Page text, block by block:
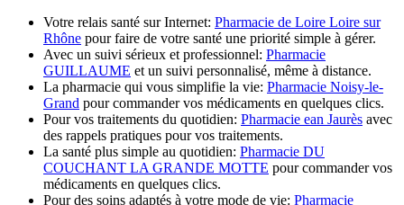
Votre relais santé sur Internet: Pharmacie de Loire Loire sur
Rhône pour faire de votre santé une priorité simple à gérer.
Avec un suivi sérieux et professionnel: Pharmacie
GUILLAUME et un suivi personnalisé, même à distance.
La pharmacie qui vous simplifie la vie: Pharmacie Noisy-le-
Grand pour commander vos médicaments en quelques clics.
Pour vos traitements du quotidien: Pharmacie ean Jaurès avec
des rappels pratiques pour vos traitements.
La santé plus simple au quotidien: Pharmacie DU
COUCHANT LA GRANDE MOTTE pour commander vos
médicaments en quelques clics.
Pour des soins adaptés à votre mode de vie: Pharmacie